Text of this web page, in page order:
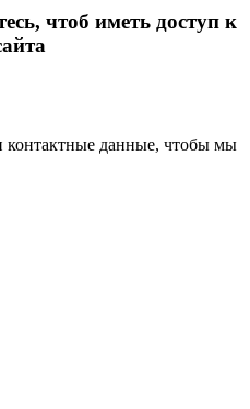
чтоб иметь доступ к
контактные данные, чтобы мы